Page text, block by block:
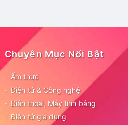
Chuyên Mục Nổi Bật
Ẩm thực
Điện tử & Công nghệ
Điện thoại, Máy tính bảng
Điện tử gia dụng